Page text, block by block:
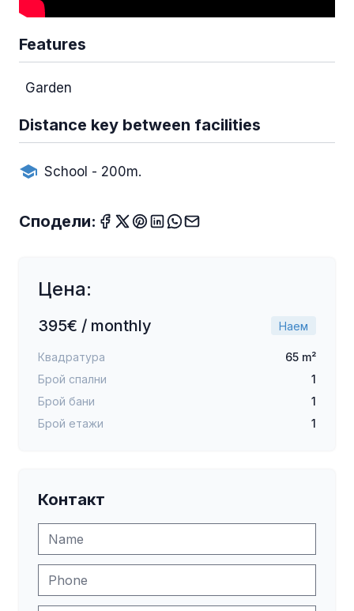
Features
Garden
Distance key between facilities
School - 200m.
Сподели:
Цена:
395€ / monthly Наем
Квадратура
65 m²
Брой спални
1
Брой бани
1
Брой етажи
1
Контакт